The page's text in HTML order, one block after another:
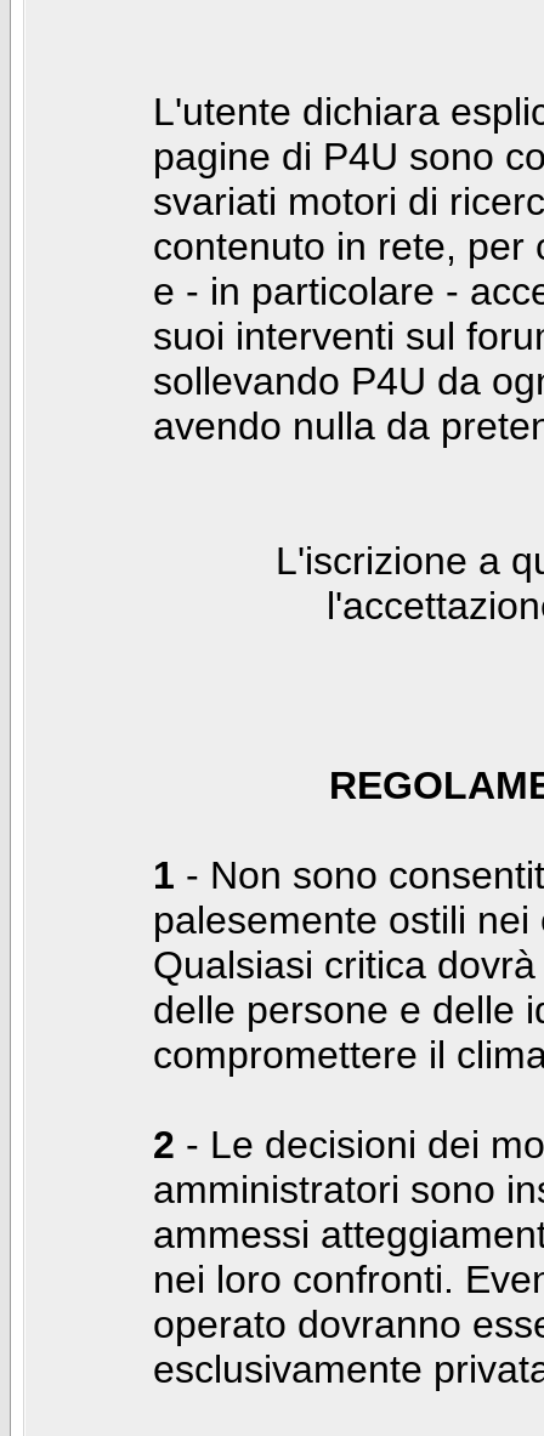
L'utente dichiara
pagine di P4U sono
svariati motori di
contenuto in rete, per
e - in particolare -
suoi interventi sul
sollevando P4U da
avendo nulla da
L'iscrizione a
1 - Non sono
palesemente ostili
Qualsiasi critica
delle persone e delle
compromettere il
2 - Le decisioni dei
amministratori sono
ammessi
nei loro confronti.
operato dovranno
esclusivamente